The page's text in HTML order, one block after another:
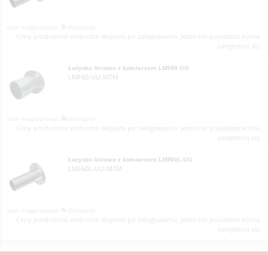
Ceny produktów widoczne dopiero po zalogowaniu. Jeżeli nie posiadasz konta,
zarejestruj się.
Łożysko liniowe z kołnierzem LMF60 UU
LMF60-UU-MTM
Ceny produktów widoczne dopiero po zalogowaniu. Jeżeli nie posiadasz konta,
zarejestruj się.
Łożysko liniowe z kołnierzem LMF60L-UU
LMF60L-UU-MTM
Ceny produktów widoczne dopiero po zalogowaniu. Jeżeli nie posiadasz konta,
zarejestruj się.